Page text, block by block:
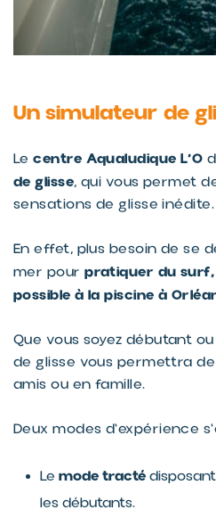
Un simulateur de
Lecentre Aqualudique L’O
de glisse, qui vous permet
sensations de glisse inédite.
En effet, plus besoin de se
mer pourpratiquer du
possible à la piscine à
Que vous soyez débutant
de glisse vous permettra
amis ou en famille.
Deux modes d'expérience
Le mode tracté
les débutants.